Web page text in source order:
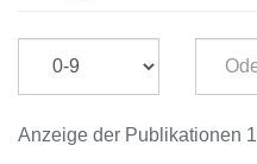
Anzeige der Publikationen